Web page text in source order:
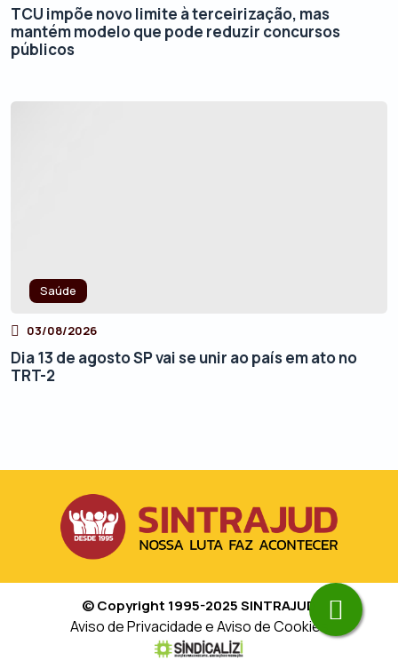
TCU impõe novo limite à terceirização, mas
mantém modelo que pode reduzir concursos
públicos
Saúde
03/08/2026
Dia 13 de agosto SP vai se unir ao país em ato no
TRT-2
© Copyright 1995-2025 SINTRAJUD
Aviso de Privacidade e Aviso de Cookies